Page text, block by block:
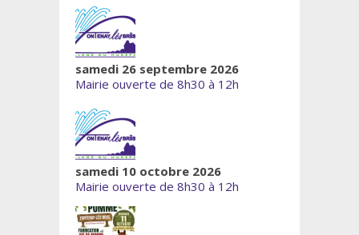
samedi 26 septembre 2026
Mairie ouverte de 8h30 à 12h
samedi 10 octobre 2026
Mairie ouverte de 8h30 à 12h